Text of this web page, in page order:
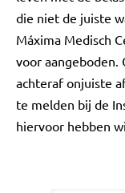
die niet de juiste
Máxima Medisch
voor
achteraf onjuiste
te melden bij de
hiervoor hebben